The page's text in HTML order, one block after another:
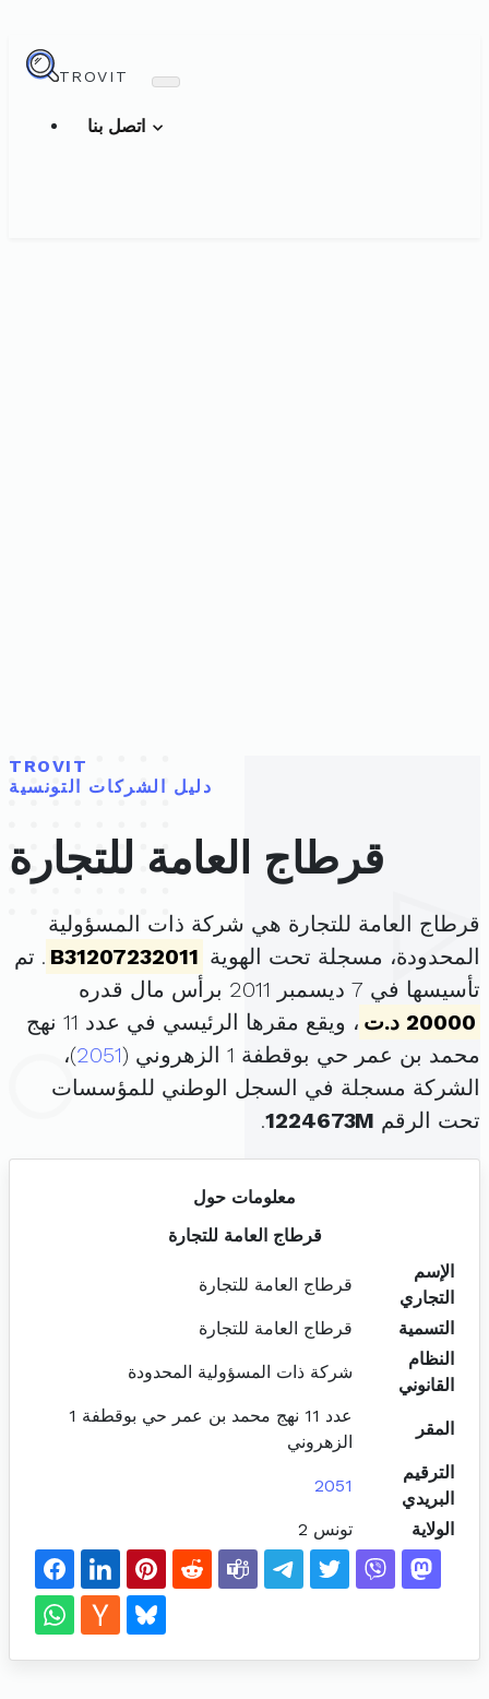
TROVIT
TROVIT
دليل الشركات التونسية
قرطاج العامة للتجارة
قرطاج العامة للتجارة هي شركة ذات المسؤولية
المحدودة، مسجلة تحت الهوية B31207232011 . تم
تأسيسها في 7 ديسمبر 2011 برأس مال قدره
20000 د.ت
، ويقع مقرها الرئيسي في عدد 11 نهج
محمد بن عمر حي بوقطفة 1 الزهروني (
2051)،
الشركة مسجلة في السجل الوطني للمؤسسات
تحت الرقم 1224673M
.
معلومات حول
قرطاج العامة للتجارة
الإسم
التجاري
قرطاج العامة للتجارة
التسمية
قرطاج العامة للتجارة
النظام
القانوني
شركة ذات المسؤولية المحدودة
المقر
عدد 11 نهج محمد بن عمر حي بوقطفة 1
الزهروني
الترقيم
البريدي
2051
الولاية تونس 2